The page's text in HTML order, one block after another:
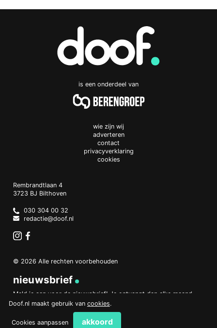
is een onderdeel van
wie zijn wij
adverteren
contact
privacyverklaring
cookies
Doof.nl
work
Rembrandtlaan 4
3723 BJ Bilthoven
Netherlands
030 304 00 32
redactie@doof.nl
© 2026 Alle rechten voorbehouden
nieuwsbrief
Meld je aan voor de nieuwsbrief! Je ontvangt dan elke maand
een overzicht van het belangrijkste nieuws.
aanmelden
Doof.nl maakt gebruik van cookies.
Cookies aanpassen akkoord